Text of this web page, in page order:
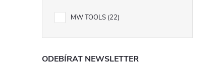
MW TOOLS 22
ODEBÍRAT NEWSLETTER